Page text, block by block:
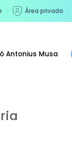
Àrea privada
Antonius Musa